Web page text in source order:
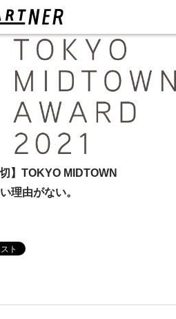
】TOKYO MIDTOWN
理由がない。